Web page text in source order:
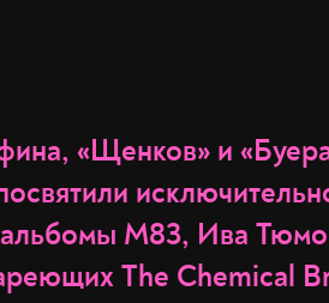
«Щенков» и
M83, Ива
The Chemical